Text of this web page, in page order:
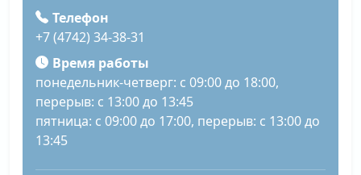
Телефон
+7 (4742) 34-38-31
Время работы
понедельник-четверг: с 09:00 до 18:00,
перерыв: с 13:00 до 13:45
пятница: с 09:00 до 17:00, перерыв: с 13:00 до
13:45